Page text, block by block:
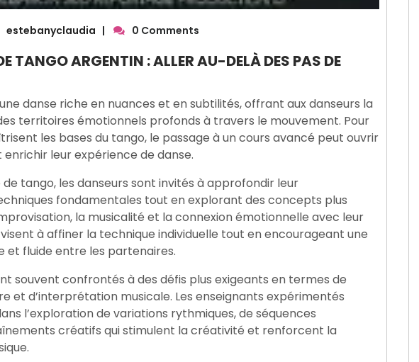
estebanyclaudia | 0 Comments
TANGO ARGENTIN : ALLER AU-DELÀ DES PAS DE
danse riche en nuances et en subtilités, offrant aux danseurs la
territoires émotionnels profonds à travers le mouvement. Pour
les bases du tango, le passage à un cours avancé peut ouvrir
leur expérience de danse.
tango, les danseurs sont invités à approfondir leur
fondamentales tout en explorant des concepts plus
la musicalité et la connexion émotionnelle avec leur
à affiner la technique individuelle tout en encourageant une
et fluide entre les partenaires.
souvent confrontés à des défis plus exigeants en termes de
et d’interprétation musicale. Les enseignants expérimentés
l’exploration de variations rythmiques, de séquences
créatifs qui stimulent la créativité et renforcent la